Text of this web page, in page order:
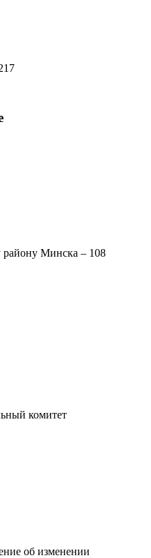
Минска – 108
комитет
об изменении